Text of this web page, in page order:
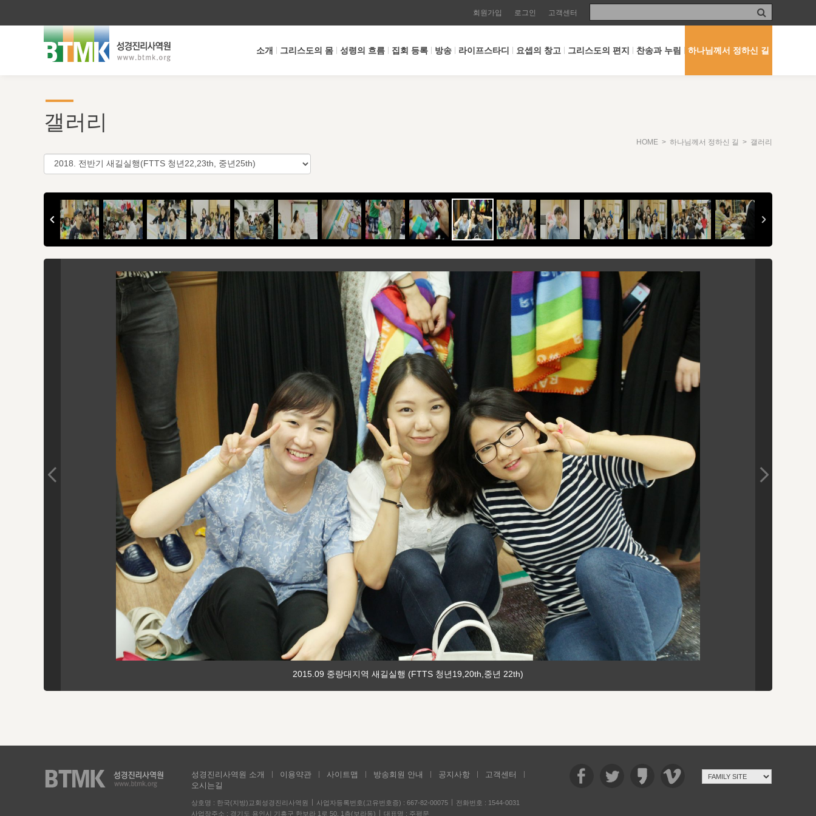
회원가입 로그인 고객센터
소개 그리스도의 몸 성령의 흐름 집회 등록 방송 라이프스타디 요셉의 창고 그리스도의 편지 찬송과 누림 하나님께서 정하신 길
갤러리
HOME > 하나님께서 정하신 길 > 갤러리
2015.09 중랑대지역 새길실행 (FTTS 청년19,20th,중년 22th)
성경진리사역원 소개 이용약관 사이트맵 방송회원 안내 공지사항
고객센터
오시는길
상호명 : 한국(지방)교회성경진리사역원 사업자등록번호(고유번호증) : 667-82-00075
전화번호 : 1544-0031
사업장주소 : 경기도 용인시 기흥구 한보라 1로 50, 1층(보라동)
대표명 : 주평문